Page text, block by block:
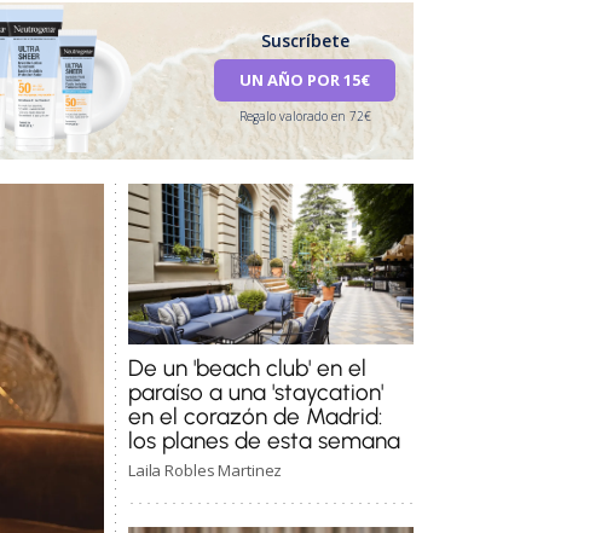
Suscríbete
UN AÑO POR 15€
Regalo valorado en 72€
De un 'beach club' en el
paraíso a una 'staycation'
en el corazón de Madrid:
los planes de esta semana
Laila Robles Martinez